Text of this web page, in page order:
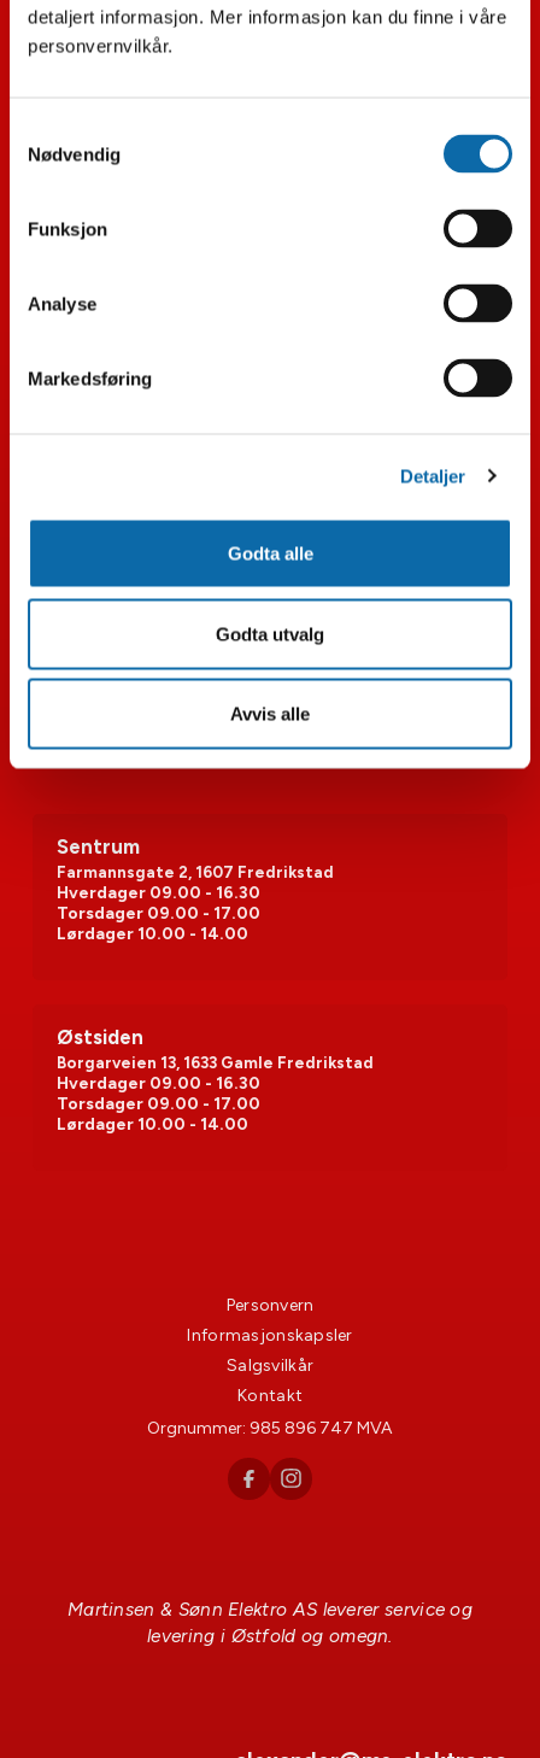
detaljert informasjon. Mer informasjon kan du finne i våre
personvernvilkår.
Nødvendig
Funksjon
Analyse
Markedsføring
Detaljer
Godta alle
Godta utvalg
Avvis alle
Sentrum
Farmannsgate 2, 1607 Fredrikstad
Hverdager 09.00 - 16.30
Torsdager 09.00 - 17.00
Lørdager 10.00 - 14.00
Østsiden
Borgarveien 13, 1633 Gamle Fredrikstad
Hverdager 09.00 - 16.30
Torsdager 09.00 - 17.00
Lørdager 10.00 - 14.00
Personvern
Informasjonskapsler
Salgsvilkår
Kontakt
Orgnummer: 985 896 747 MVA
Martinsen & Sønn Elektro AS leverer service og
levering i Østfold og omegn.